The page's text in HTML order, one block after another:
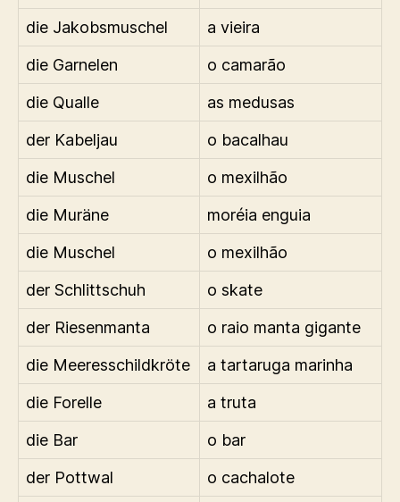
die Jakobsmuschel
a vieira
die Garnelen
o camarão
die Qualle
as medusas
der Kabeljau
o bacalhau
die Muschel
o mexilhão
die Muräne
moréia enguia
die Muschel
o mexilhão
der Schlittschuh
o skate
der Riesenmanta
o raio manta gigante
die Meeresschildkröte
a tartaruga marinha
die Forelle
a truta
die Bar
o bar
der Pottwal
o cachalote